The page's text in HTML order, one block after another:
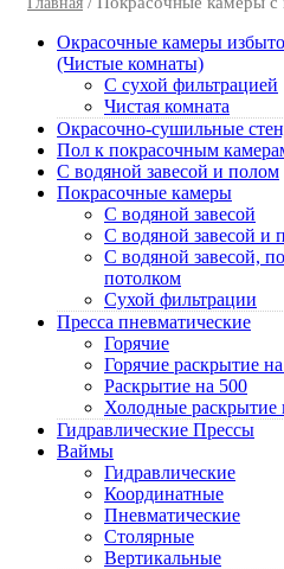
Окрасочные камеры
(Чистые комнаты)
C сухой фильтрацией
Чистая комната
Окрасочно-сушильные
Пол к покрасочным
C водяной завесой и полом
Покрасочные камеры
C водяной завесой
C водяной завесой и
C водяной завесой,
потолком
Cухой фильтрации
Пресса пневматические
Горячие
Горячие раскрытие
Раскрытие на 500
Холодные раскрытие
Гидравлические Прессы
Ваймы
Гидравлические
Координатные
Пневматические
Столярные
Вертикальные